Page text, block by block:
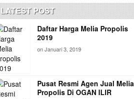
LATEST POST
Daftar Harga Melia Propolis
2019
onJanuari 3, 2019
Pusat Resmi Agen Jual Melia
Propolis Di OGAN ILIR